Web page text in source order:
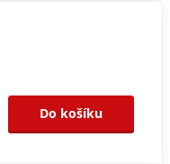
Do košíku